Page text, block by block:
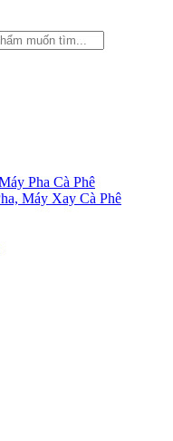
Pha Cà Phê
Máy Xay Cà Phê